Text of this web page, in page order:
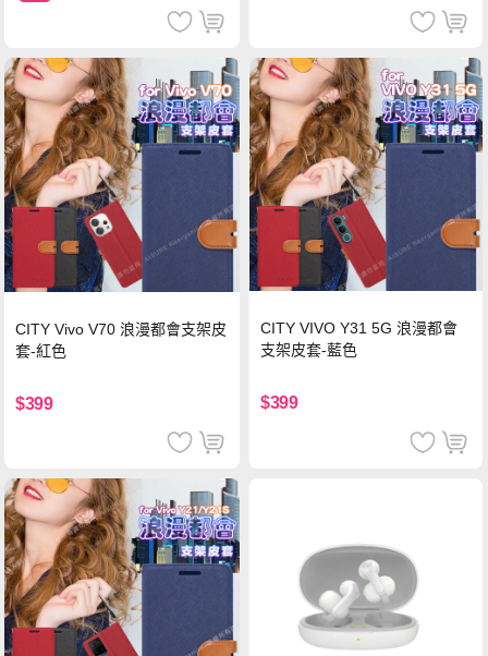
CITY Vivo V70 浪漫都會支架皮
套-紅色
$399
CITY VIVO Y31 5G 浪漫都會
支架皮套-藍色
$399